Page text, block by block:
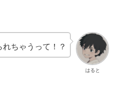
はると
れちゃうって！？